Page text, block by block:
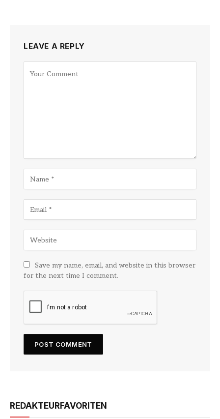
LEAVE A REPLY
Save my name, email, and website in this browser
for the next time I comment.
REDAKTEURFAVORITEN